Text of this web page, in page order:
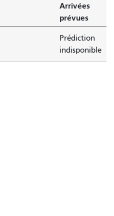
Arrivées
prévues
Prédiction
indisponible